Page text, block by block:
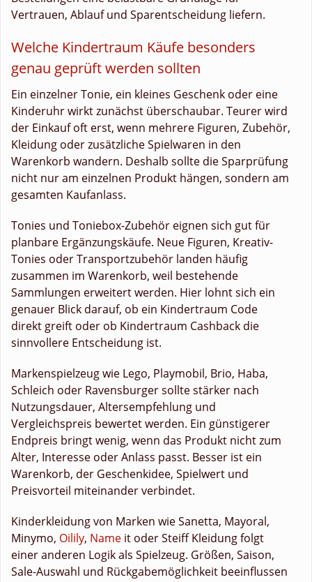
Vertrauen, Ablauf und Sparentscheidung liefern.
Welche Kindertraum Käufe besonders
genau geprüft werden sollten
Ein einzelner Tonie, ein kleines Geschenk oder eine
Kinderuhr wirkt zunächst überschaubar. Teurer wird
der Einkauf oft erst, wenn mehrere Figuren, Zubehör,
Kleidung oder zusätzliche Spielwaren in den
Warenkorb wandern. Deshalb sollte die Sparprüfung
nicht nur am einzelnen Produkt hängen, sondern am
gesamten Kaufanlass.
Tonies und Toniebox-Zubehör eignen sich gut für
planbare Ergänzungskäufe. Neue Figuren, Kreativ-
Tonies oder Transportzubehör landen häufig
zusammen im Warenkorb, weil bestehende
Sammlungen erweitert werden. Hier lohnt sich ein
genauer Blick darauf, ob ein Kindertraum Code
direkt greift oder ob Kindertraum Cashback die
sinnvollere Entscheidung ist.
Markenspielzeug wie Lego, Playmobil, Brio, Haba,
Schleich oder Ravensburger sollte stärker nach
Nutzungsdauer, Altersempfehlung und
Vergleichspreis bewertet werden. Ein günstigerer
Endpreis bringt wenig, wenn das Produkt nicht zum
Alter, Interesse oder Anlass passt. Besser ist ein
Warenkorb, der Geschenkidee, Spielwert und
Preisvorteil miteinander verbindet.
Kinderkleidung von Marken wie Sanetta, Mayoral,
Minymo, Oilily, Name it oder Steiff Kleidung folgt
einer anderen Logik als Spielzeug. Größen, Saison,
Sale-Auswahl und Rückgabemöglichkeit beeinflussen